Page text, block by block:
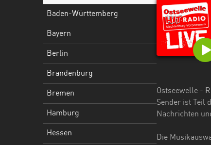
Mecklenburg-
Vorpommern
Niedersachsen
Nordrhein-
Westfalen
Rheinland-
Baden-Württemberg
Bayern
Berlin
Brandenburg
Bremen
Hamburg
Hessen
Ostseewelle -
Sender ist Teil
Nachrichten
Die